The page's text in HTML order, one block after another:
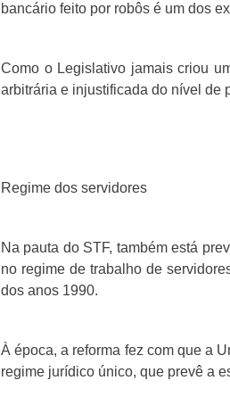
bancário feito por robôs é um dos
Como o Legislativo jamais criou
arbitrária e injustificada do nível de
Regime dos servidores
Na pauta do STF, também está
no regime de trabalho de
dos anos 1990.
À época, a reforma fez com que a
regime jurídico único, que prevê a